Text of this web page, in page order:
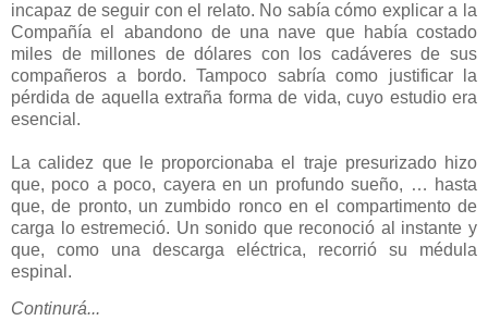
incapaz de seguir con el relato. No sabía cómo explicar a la
Compañía el abandono de una nave que había costado
miles de millones de dólares con los cadáveres de sus
compañeros a bordo. Tampoco sabría como justificar la
pérdida de aquella extraña forma de vida, cuyo estudio era
esencial.
La calidez que le proporcionaba el traje presurizado hizo
que, poco a poco, cayera en un profundo sueño, … hasta
que, de pronto, un zumbido ronco en el compartimento de
carga lo estremeció. Un sonido que reconoció al instante y
que, como una descarga eléctrica, recorrió su médula
espinal.
Continurá...